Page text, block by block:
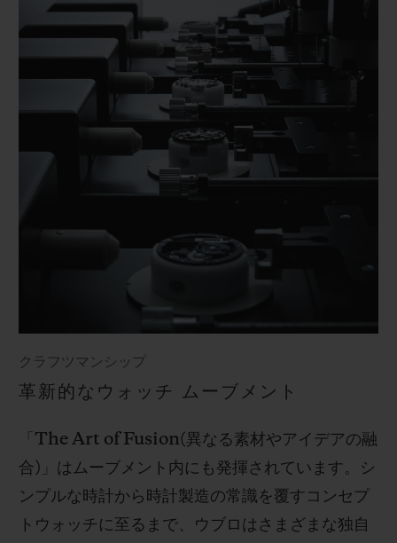
クラフツマンシップ
革新的なウォッチ ムーブメント
The Art of Fusion(異なる素材やアイデアの融
合) 」はムーブメント内にも発揮されています。シ
ンプルな時計から時計製造の常識を覆すコンセプ
トウォッチに至るまで、ウブロはさまざまな独自